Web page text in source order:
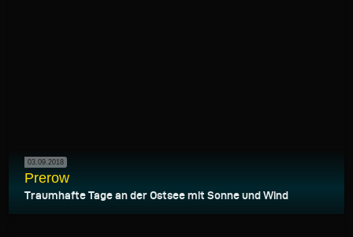
03.09.2018
Prerow
Traumhafte Tage an der Ostsee mit Sonne und Wind